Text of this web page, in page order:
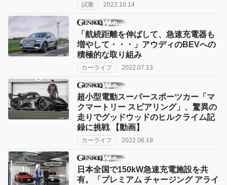
試乗 2022.10.14
「航続距離を伸ばして、急速充電器も
増やして・・・」アウディのBEVへの
積極的な取り組み
カーライフ 2022.07.13
超小型電動スーパースポーツカー「マ
クマートリー スピアリング」、驚異の
走りでグッドウッドのヒルクライム記
録に挑戦 【動画】
カーライフ 2022.06.19
日本全国で150kW急速充電施設を共
有。「プレミアム チャージング アライ